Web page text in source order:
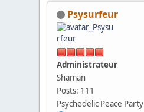
Psysurfeur
Administrateur
Shaman
Posts: 111
Psychedelic Peace Party